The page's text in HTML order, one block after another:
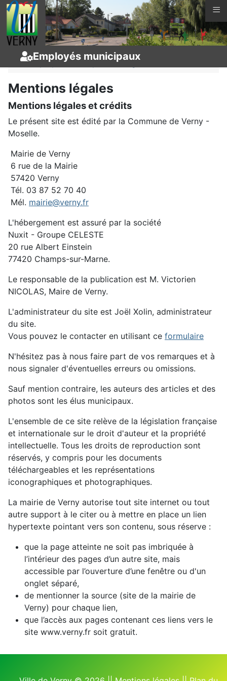
Vous êtes ici : Page d'accueil
Employés municipaux
Légal
Mentions légales
Mentions légales et crédits
Le présent site est édité par la Commune de Verny -
Moselle.
Mairie de Verny
6 rue de la Mairie
57420 Verny
Tél. 03 87 52 70 40
Mél. mairie@verny.fr
L'hébergement est assuré par la société
Nuxit - Groupe CELESTE
20 rue Albert Einstein
77420 Champs-sur-Marne.
Le responsable de la publication est M. Victorien
NICOLAS, Maire de Verny.
L'administrateur du site est Joël Xolin, administrateur
du site.
Vous pouvez le contacter en utilisant ce formulaire
N'hésitez pas à nous faire part de vos remarques et à
nous signaler d'éventuelles erreurs ou omissions.
Sauf mention contraire, les auteurs des articles et des
photos sont les élus municipaux.
L'ensemble de ce site relève de la législation française
et internationale sur le droit d'auteur et la propriété
intellectuelle. Tous les droits de reproduction sont
réservés, y compris pour les documents
téléchargeables et les représentations
iconographiques et photographiques.
La mairie de Verny autorise tout site internet ou tout
autre support à le citer ou à mettre en place un lien
hypertexte pointant vers son contenu, sous réserve :
que la page atteinte ne soit pas imbriquée à
l’intérieur des pages d’un autre site, mais
accessible par l’ouverture d’une fenêtre ou d'un
onglet séparé,
de mentionner la source (site de la mairie de
Verny) pour chaque lien,
que l’accès aux pages contenant ces liens vers le
site www.verny.fr soit gratuit.
Employés municipaux
≡